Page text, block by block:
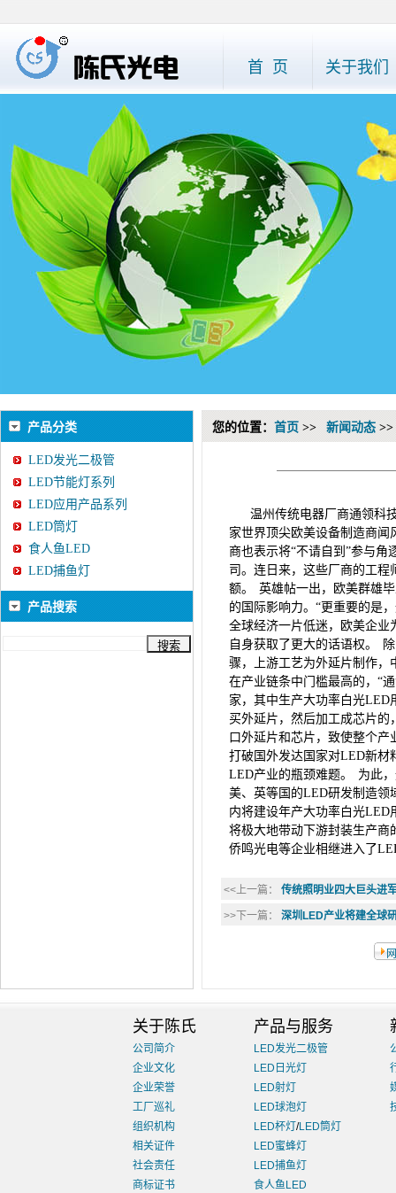
首 页 关于我们
产品分类
LED发光二极管
LED节能灯系列
LED应用产品系列
LED筒灯
食人鱼LED
LED捕鱼灯
产品搜索
您的位置： 首页 >> 新闻动态 >>
温州传统电器厂商通领科技
家世界顶尖欧美设备制造商闻
商也表示将“不请自到”参与角
司。连日来，这些厂商的工程
额。 英雄帖一出，欧美群雄
的国际影响力。“更重要的是
全球经济一片低迷，欧美企业
自身获取了更大的话语权。
骤，上游工艺为外延片制作，
在产业链条中门槛最高的，“
家，其中生产大功率白光LED
买外延片，然后加工成芯片
口外延片和芯片，致使整个产
打破国外发达国家对LED新材
LED产业的瓶颈难题。 为此
美、英等国的LED研发制造领
内将建设年产大功率白光LED
将极大地带动下游封装生产商
侨鸣光电等企业相继进入了
<<上一篇： 传统照明业四大巨头进
>>下一篇： 深圳LED产业将建全球
关于陈氏
公司简介
企业文化
企业荣誉
工厂巡礼
组织机构
相关证件
社会责任
商标证书
产品与服务
LED发光二极管
LED日光灯
LED射灯
LED球泡灯
LED杯灯 /LED筒灯
LED蜜蜂灯
LED捕鱼灯
食人鱼LED